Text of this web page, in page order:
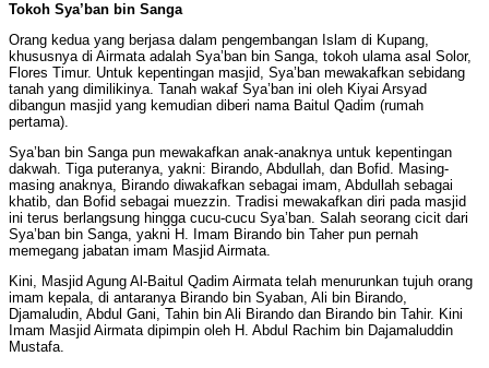
Tokoh Sya’ban bin Sanga
Orang kedua yang berjasa dalam pengembangan Islam di Kupang,
khususnya di Airmata adalah Sya’ban bin Sanga, tokoh ulama asal Solor,
Flores Timur. Untuk kepentingan masjid, Sya’ban mewakafkan sebidang
tanah yang dimilikinya. Tanah wakaf Sya’ban ini oleh Kiyai Arsyad
dibangun masjid yang kemudian diberi nama Baitul Qadim (rumah
pertama).
Sya’ban bin Sanga pun mewakafkan anak-anaknya untuk kepentingan
dakwah. Tiga puteranya, yakni: Birando, Abdullah, dan Bofid. Masing-
masing anaknya, Birando diwakafkan sebagai imam, Abdullah sebagai
khatib, dan Bofid sebagai muezzin. Tradisi mewakafkan diri pada masjid
ini terus berlangsung hingga cucu-cucu Sya’ban. Salah seorang cicit dari
Sya’ban bin Sanga, yakni H. Imam Birando bin Taher pun pernah
memegang jabatan imam Masjid Airmata.
Kini, Masjid Agung Al-Baitul Qadim Airmata telah menurunkan tujuh orang
imam kepala, di antaranya Birando bin Syaban, Ali bin Birando,
Djamaludin, Abdul Gani, Tahin bin Ali Birando dan Birando bin Tahir. Kini
Imam Masjid Airmata dipimpin oleh H. Abdul Rachim bin Dajamaluddin
Mustafa.